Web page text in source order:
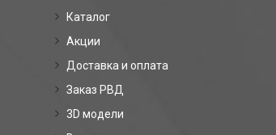
Каталог
Акции
Доставка и оплата
Заказ РВД
3D модели